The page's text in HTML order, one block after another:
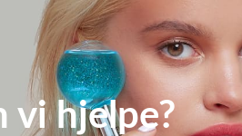
vi hjelpe?